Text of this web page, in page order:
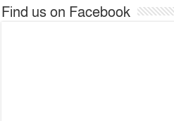
Find us on Facebook